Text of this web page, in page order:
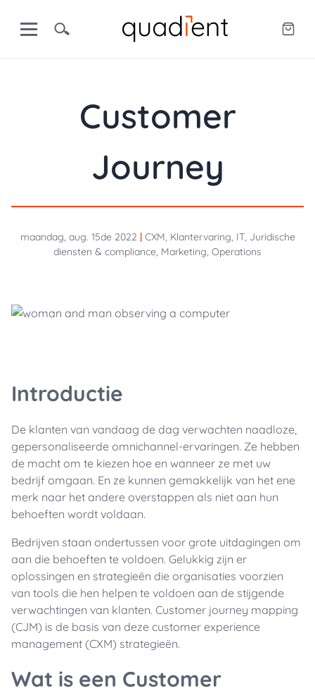
Customer
Journey
maandag, aug. 15de 2022 | CXM, Klantervaring, IT, Juridische
diensten & compliance, Marketing, Operations
Introductie
De klanten van vandaag de dag verwachten naadloze,
gepersonaliseerde omnichannel-ervaringen. Ze hebben
de macht om te kiezen hoe en wanneer ze met uw
bedrijf omgaan. En ze kunnen gemakkelijk van het ene
merk naar het andere overstappen als niet aan hun
behoeften wordt voldaan.
Bedrijven staan ondertussen voor grote uitdagingen om
aan die behoeften te voldoen. Gelukkig zijn er
oplossingen en strategieën die organisaties voorzien
van tools die hen helpen te voldoen aan de stijgende
verwachtingen van klanten. Customer journey mapping
(CJM) is de basis van deze customer experience
management (CXM) strategieën.
Wat is een Customer